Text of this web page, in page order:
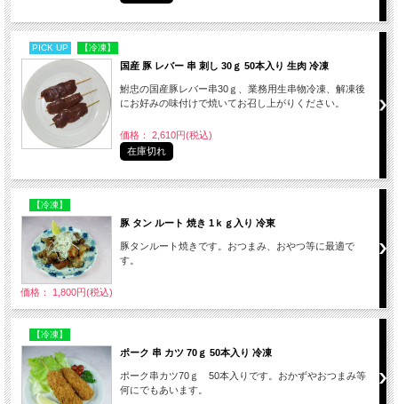
PICK UP 【冷凍】
国産 豚 レバー 串 刺し 30ｇ 50本入り 生肉 冷凍
鮒忠の国産豚レバー串30ｇ、業務用生串物冷凍、解凍後
にお好みの味付けで焼いてお召し上がりください。
価格： 2,610円(税込)
在庫切れ
【冷凍】
豚 タン ルート 焼き 1ｋｇ入り 冷東
豚タンルート焼きです。おつまみ、おやつ等に最適で
す。
価格： 1,800円(税込)
【冷凍】
ポーク 串 カツ 70ｇ 50本入り 冷凍
ポーク串カツ70ｇ 50本入りです。おかずやおつまみ等
何にでもあいます。